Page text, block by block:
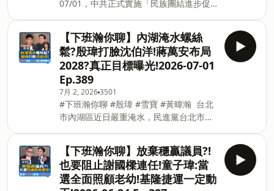
縣更美更進步。 下 這次的對手是國民黨
的徐欣瑩，自己的父親雖然曾擔任過新竹
縣長，外界可能以為政二代的身分能帶來
更多選票，但鄭朝方表示，自己和爸爸的
風格不一樣，做任何事情沒有太多政治性
的考量與操作，搞政治對自己來講很
boring，希望可以打造和爸爸不一樣的品
牌，讓新竹縣更美好更進步。 -- Hosting
provided by SoundOn
07/01，中共正式實施「民族團結進步促
轄、跨境抓人的工具嗎？你我只要拿中華
民國護照，就是觸犯「民族團結進步促進
法」？北京推新法到底要抓誰？對此，台
大政治系名譽教授明居正表示，《民族團
結進步促進法》共65條，其中規範堅持中
國共產黨的全面領導、熱愛共產黨，把維
護國家統一列為法律義務。我們要擔心的
不是「民族團結」四個字，而是它可與既
有行政罰、治安處罰、刑事責任串接，讓
模糊概念變成具體制裁工具，未來可能從
打擊明確的台獨行為，擴張到打擊「不配
合統一」或「消極不作為」。 《民族團結
進步促進法》的效應，不只是法律會不會
【下班瀚你聊】內湖淹水螺絲
鬆?殷瑋打臉沈伯洋!蔣萬安布局
2028?真正目標曝光!2026-07-01
Ep.389
7月 2, 20263501
#下班瀚你聊 #殷瑋 #雪寶 #黃暐瀚 台北
市內湖區近日嚴重淹水，民進黨台北市長
府責無旁貸。對此，台北市研考會主委殷
瑋端出數據，逐條反擊，質疑沈伯洋不是
不熟國政，就是不熟市政。 民進黨近日猛
攻「殷瑋答」，但從近日的幾份民調來
【下班瀚你聊】放棄穩贏議員?!
也要阻止謝國樑連任!童子瑋:當
選全面照顧老幼!基隆捷運一定動